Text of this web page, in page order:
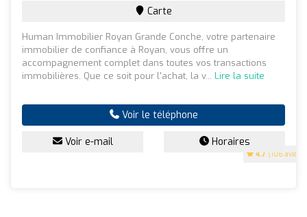
4.7 (106 avis)
Carte
Human Immobilier Royan Grande Conche, votre partenaire
immobilier de confiance à Royan, vous offre un
accompagnement complet dans toutes vos transactions
immobilières. Que ce soit pour l'achat, la v... Lire la suite
Voir le téléphone
Voir e-mail Horaires